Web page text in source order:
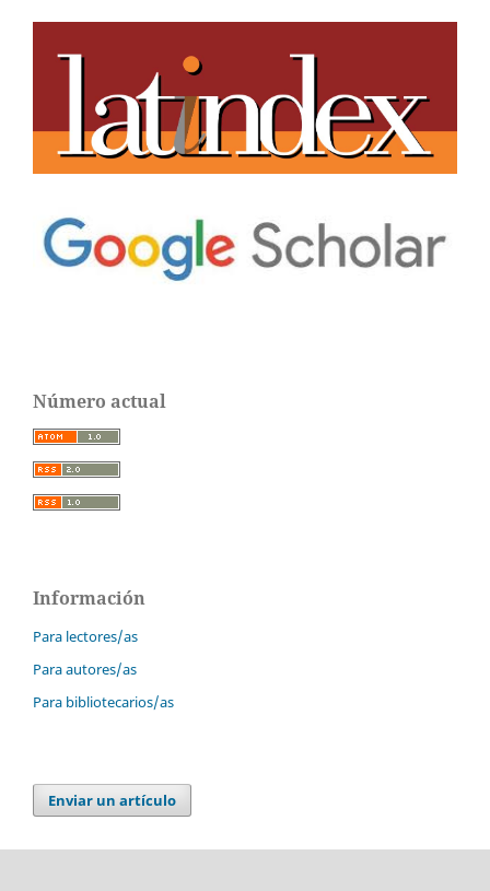
Número actual
Información
Para lectores/as
Para autores/as
Para bibliotecarios/as
Enviar un artículo